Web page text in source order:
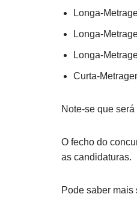
Longa-
Longa-
Longa-
Curta-
Note-se que
O fecho do
as candidaturas.
Pode saber mais